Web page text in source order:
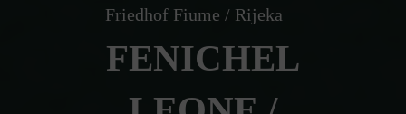
Friedhof Fiume / Rijeka
FENICHEL